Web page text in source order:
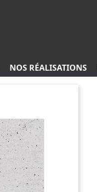
NOS RÉALISATIONS